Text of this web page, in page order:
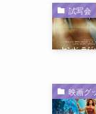
試写会
映画グ